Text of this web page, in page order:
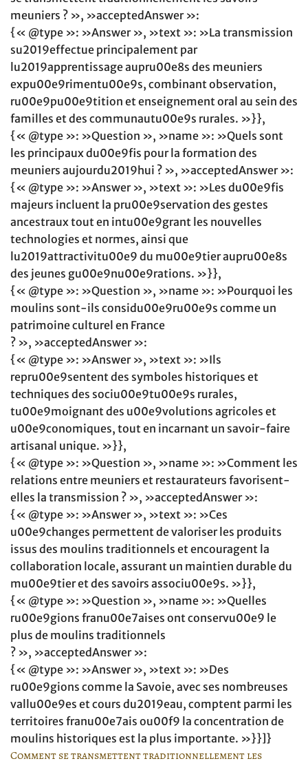
meuniers ? », »acceptedAnswer »:
{« @type »: »Answer », »text »: »La transmission
su2019effectue principalement par
lu2019apprentissage aupru00e8s des meuniers
expu00e9rimentu00e9s, combinant observation,
ru00e9pu00e9tition et enseignement oral au sein des
familles et des communautu00e9s rurales. »}},
{« @type »: »Question », »name »: »Quels sont
les principaux du00e9fis pour la formation des
meuniers aujourdu2019hui ? », »acceptedAnswer »:
{« @type »: »Answer », »text »: »Les du00e9fis
majeurs incluent la pru00e9servation des gestes
ancestraux tout en intu00e9grant les nouvelles
technologies et normes, ainsi que
lu2019attractivitu00e9 du mu00e9tier aupru00e8s
des jeunes gu00e9nu00e9rations. »}},
{« @type »: »Question », »name »: »Pourquoi les
moulins sont-ils considu00e9ru00e9s comme un
patrimoine culturel en France
? », »acceptedAnswer »:
{« @type »: »Answer », »text »: »Ils
repru00e9sentent des symboles historiques et
techniques des sociu00e9tu00e9s rurales,
tu00e9moignant des u00e9volutions agricoles et
u00e9conomiques, tout en incarnant un savoir-faire
artisanal unique. »}},
{« @type »: »Question », »name »: »Comment les
relations entre meuniers et restaurateurs favorisent-
elles la transmission ? », »acceptedAnswer »:
{« @type »: »Answer », »text »: »Ces
u00e9changes permettent de valoriser les produits
issus des moulins traditionnels et encouragent la
collaboration locale, assurant un maintien durable du
mu00e9tier et des savoirs associu00e9s. »}},
{« @type »: »Question », »name »: »Quelles
ru00e9gions franu00e7aises ont conservu00e9 le
plus de moulins traditionnels
? », »acceptedAnswer »:
{« @type »: »Answer », »text »: »Des
ru00e9gions comme la Savoie, avec ses nombreuses
vallu00e9es et cours du2019eau, comptent parmi les
territoires franu00e7ais ou00f9 la concentration de
moulins historiques est la plus importante. »}}]}
Comment se transmettent traditionnellement les